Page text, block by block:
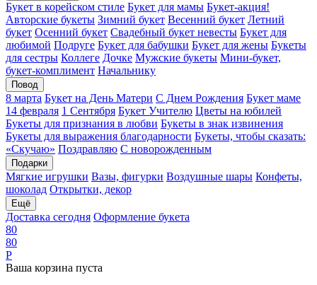
Букет в корейском стиле Букет для мамы Букет-акция!
Авторские букеты Зимний букет Весенний букет Летний
букет Осенний букет Свадебный букет невесты Букет для
любимой Подруге Букет для бабушки Букет для жены Букеты
для сестры Коллеге Дочке Мужские букеты Мини-букет,
букет-комплимент Начальнику
Повод
8 марта Букет на День Матери С Днем Рождения Букет маме
14 февраля 1 Сентября Букет Учителю Цветы на юбилей
Букеты для признания в любви Букеты в знак извинения
Букеты для выражения благодарности Букеты, чтобы сказать:
«Скучаю» Поздравляю С новорожденным
Подарки
Мягкие игрушки Вазы, фигурки Воздушные шары Конфеты,
шоколад Открытки, декор
Ещё
Доставка сегодня Оформление букета
80
80
Р
Ваша корзина пуста